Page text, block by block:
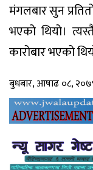
मंगलबार सुन
भएको थियो।
कारोबार भएको
बुधबार, आषाढ ०८,